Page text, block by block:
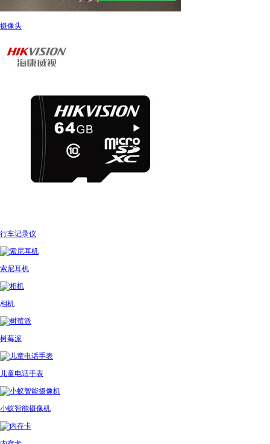
摄像头
行车记录仪
索尼耳机
相机
树莓派
儿童电话手表
小蚁智能摄像机